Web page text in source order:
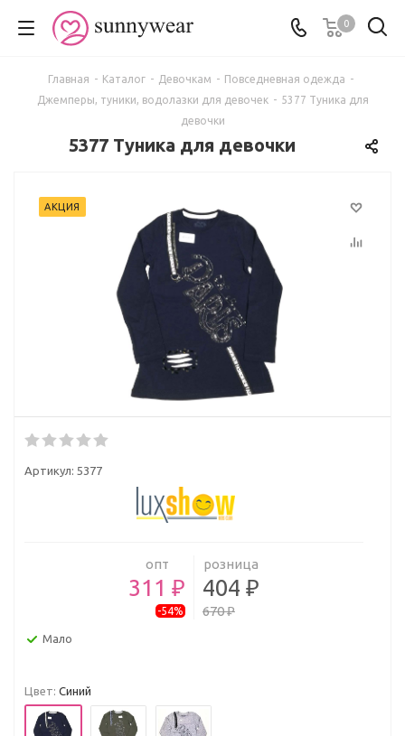
0
Главная - Каталог - Девочкам - Повседневная одежда -
Джемперы, туники, водолазки для девочек - 5377 Туника для
девочки
5377 Туника для девочки
АКЦИЯ
Артикул: 5377
опт
311 ₽
-54%
розница
404 ₽
670 ₽
Мало
Цвет: Синий